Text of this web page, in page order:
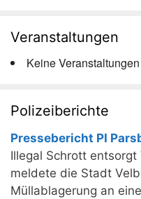
Veranstaltungen
Keine Veranstaltungen
Polizeiberichte
Pressebericht PI
Illegal Schrott
meldete die Stadt
Müllablagerung an